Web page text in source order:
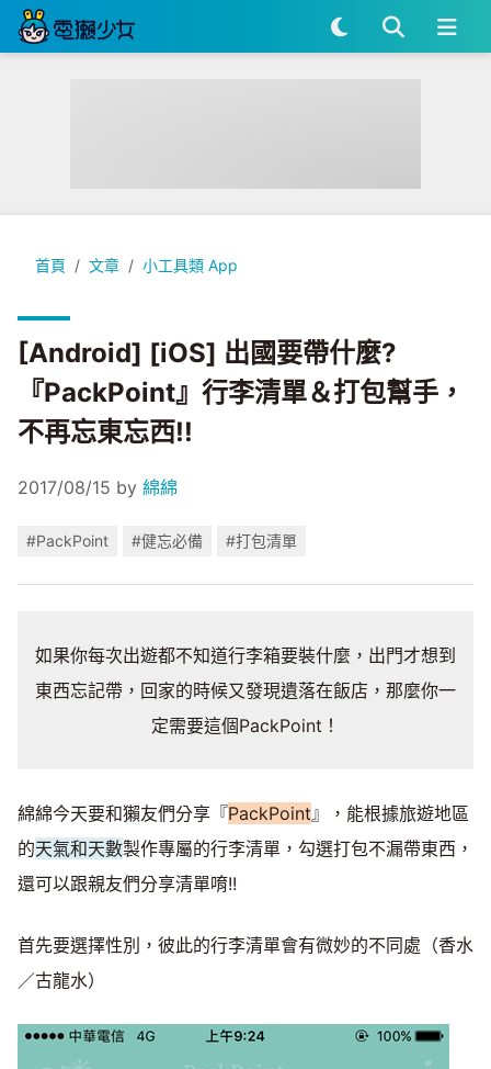
首頁 文章 小工具類 App
[Android] [iOS] 出國要帶什麼?『PackPoint』行李清單＆打
[Android] [iOS] 出國要帶什麼?
『PackPoint』行李清單＆打包幫手，
不再忘東忘西!!
2017/08/15 by 綿綿
#PackPoint #健忘必備 #打包清單
如果你每次出遊都不知道行李箱要裝什麼，出門才想到
東西忘記帶，回家的時候又發現遺落在飯店，那麼你一
定需要這個PackPoint！
綿綿今天要和獺友們分享『PackPoint』，能根據旅遊地區
的天氣和天數製作專屬的行李清單，勾選打包不漏帶東西，
還可以跟親友們分享清單唷!!
首先要選擇性別，彼此的行李清單會有微妙的不同處（香水
／古龍水）